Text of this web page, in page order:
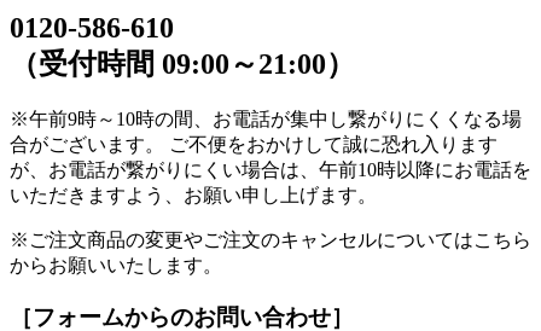
0120-586-610
（受付時間 09:00～21:00）
※午前9時～10時の間、お電話が集中し繋がりにくくなる場
合がございます。 ご不便をおかけして誠に恐れ入ります
が、お電話が繋がりにくい場合は、午前10時以降にお電話を
いただきますよう、お願い申し上げます。
※ご注文商品の変更やご注文のキャンセルについてはこちら
からお願いいたします。
［フォームからのお問い合わせ］